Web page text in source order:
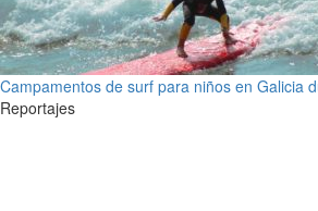
Campamentos de surf para niños en Galicia
Reportajes